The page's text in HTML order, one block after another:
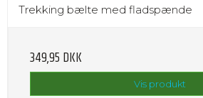
Trekking bælte med fladspænde
349,95 DKK
Vis produkt